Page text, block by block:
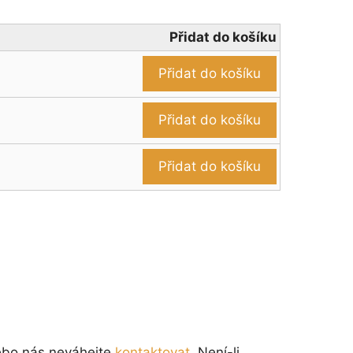
Přidat do košíku
Přidat do košíku
Přidat do košíku
Přidat do košíku